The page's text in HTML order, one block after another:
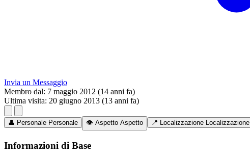
Invia un Messaggio
Membro dal: 7 maggio 2012 (14 anni fa)
Ultima visita: 20 giugno 2013 (13 anni fa)
👤 Personale Personale 👁️ Aspetto Aspetto 📍 Localizzazione Localizzazione
Informazioni di Base